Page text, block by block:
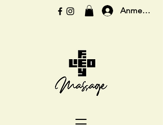
Anmelden